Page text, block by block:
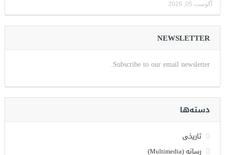
آگوست 05, 2026
NEWSLETTER
Subscribe to our email newsletter.
دسته‌ها
تاریخی
رسانه (Multimedia)